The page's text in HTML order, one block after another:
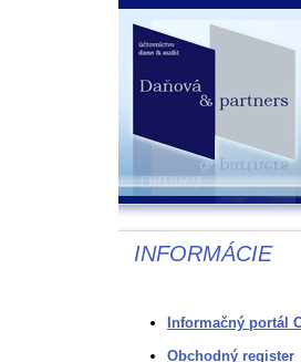
INFORMÁCIE
Informačný portál
Obchodný register